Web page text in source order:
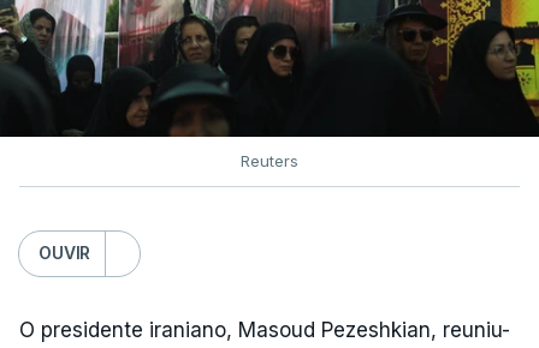
Reuters
OUVIR
O presidente iraniano, Masoud Pezeshkian, reuniu-